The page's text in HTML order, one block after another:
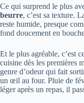
Ce qui surprend le plus
beurre, c’est sa texture.
reste humide, presque
fond doucement en
Et le plus agréable, c’est
cuisine dès les premières
genre d’odeur qui fait
un œil au four. Pluie de
léger après un repas, il